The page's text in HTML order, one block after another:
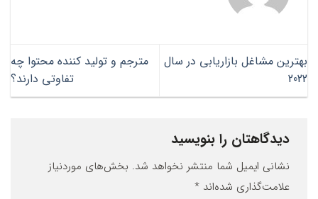
بهترین مشاغل بازاریابی در سال
2022
مترجم و تولید کننده محتوا چه
تفاوتی دارند؟
دیدگاهتان را بنویسید
نشانی ایمیل شما منتشر نخواهد شد. بخش‌های موردنیاز
علامت‌گذاری شده‌اند *